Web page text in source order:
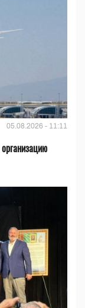
05.08.2026 - 11:11